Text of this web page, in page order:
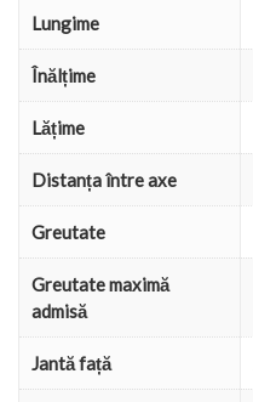
Lungime
Înălțime
Lățime
Distanța între axe
Greutate
Greutate maximă
admisă
Jantă față